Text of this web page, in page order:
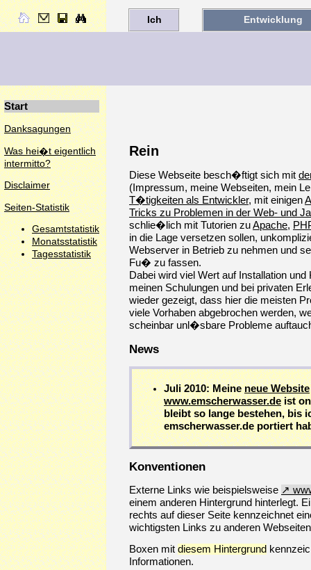
Ich Entwicklung
Start
Danksagungen
Was hei�t eigentlich
intermitto?
Disclaimer
Seiten-Statistik
Gesamtstatistik
Monatsstatistik
Tagesstatistik
Rein
Diese Webseite besch�ftigt sich mit
(Impressum, meine Webseiten, mein
T�tigkeiten als Entwickler, mit einigen
Tricks zu Problemen in der Web- und
schlie�lich mit Tutorien zuApache,
in die Lage versetzen sollen,
Webserver in Betrieb zu nehmen und
Fu� zu fassen.
Dabei wird viel Wert auf Installation und
meinen Schulungen und bei privaten
wieder gezeigt, dass hier die meisten
viele Vorhaben abgebrochen werden,
scheinbar unl�sbare Probleme
News
Juli 2010: Meineneue Website
www.emscherwasser.deist
bleibt so lange bestehen, bis
emscherwasser.de portiert
Konventionen
Externe Links wie beispielsweise
einem anderen Hintergrund hinterlegt.
rechts auf dieser Seite kennzeichnet
wichtigsten Links zu anderen
Boxen mit diesem Hintergrund
Informationen.